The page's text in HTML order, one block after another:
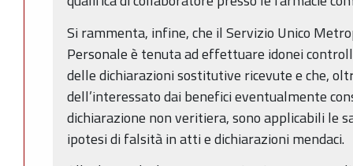
Si rammenta, infine, che il Servizio Unico
Personale è tenuta ad effettuare idonei
delle dichiarazioni sostitutive ricevute e che,
dell’interessato dai benefici eventualmente
dichiarazione non veritiera, sono applicabili le
ipotesi di falsità in atti e dichiarazioni mendaci.